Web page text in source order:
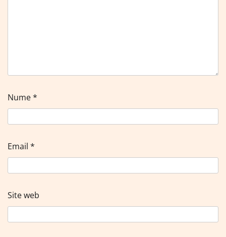
Nume*
Email *
Site web